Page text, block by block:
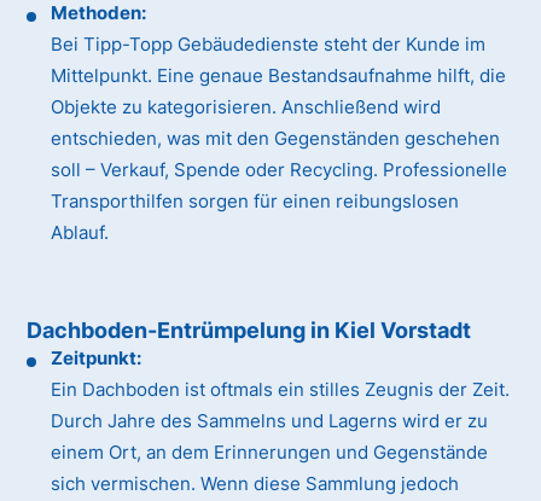
Methoden:
Bei Tipp-Topp Gebäudedienste steht der Kunde im
Mittelpunkt. Eine genaue Bestandsaufnahme hilft, die
Objekte zu kategorisieren. Anschließend wird
entschieden, was mit den Gegenständen geschehen
soll – Verkauf, Spende oder Recycling. Professionelle
Transporthilfen sorgen für einen reibungslosen
Ablauf.
Dachboden-Entrümpelung in Kiel Vorstadt
Zeitpunkt:
Ein Dachboden ist oftmals ein stilles Zeugnis der Zeit.
Durch Jahre des Sammelns und Lagerns wird er zu
einem Ort, an dem Erinnerungen und Gegenstände
sich vermischen. Wenn diese Sammlung jedoch